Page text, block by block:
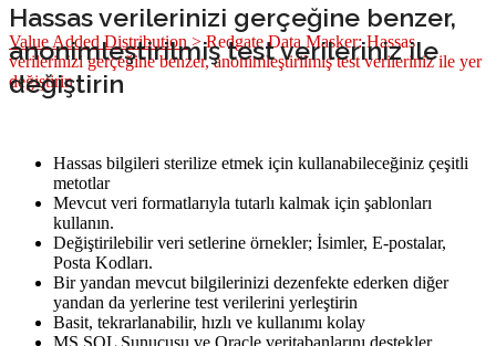
Value Added Distribution >Redgate Data Masker: Hassas
verilerinizi gerçeğine benzer, anonimleştirilmiş test verileriniz ile yer
değiştirin
Hassas verilerinizi gerçeğine benzer,
anonimleştirilmiş test verileriniz ile
değiştirin
Hassas bilgileri sterilize etmek için kullanabileceğiniz çeşitli
metotlar
Mevcut veri formatlarıyla tutarlı kalmak için şablonları
kullanın.
Değiştirilebilir veri setlerine örnekler; İsimler, E-postalar,
Posta Kodları.
Bir yandan mevcut bilgilerinizi dezenfekte ederken diğer
yandan da yerlerine test verilerini yerleştirin
Basit, tekrarlanabilir, hızlı ve kullanımı kolay
MS SQL Sunucusu ve Oracle veritabanlarını destekler